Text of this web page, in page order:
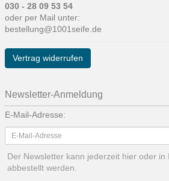
030 - 28 09 53 54
oder per Mail unter:
bestellung@1001seife.de
Vertrag widerrufen
Newsletter-Anmeldung
E-Mail-Adresse:
Der Newsletter kann jederzeit hier oder in
abbestellt werden.